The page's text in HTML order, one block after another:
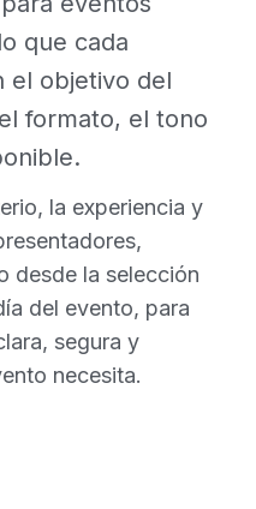
que cada
el objetivo del
formato, el tono
la experiencia y
desde la selección
del evento, para
segura y
necesita.